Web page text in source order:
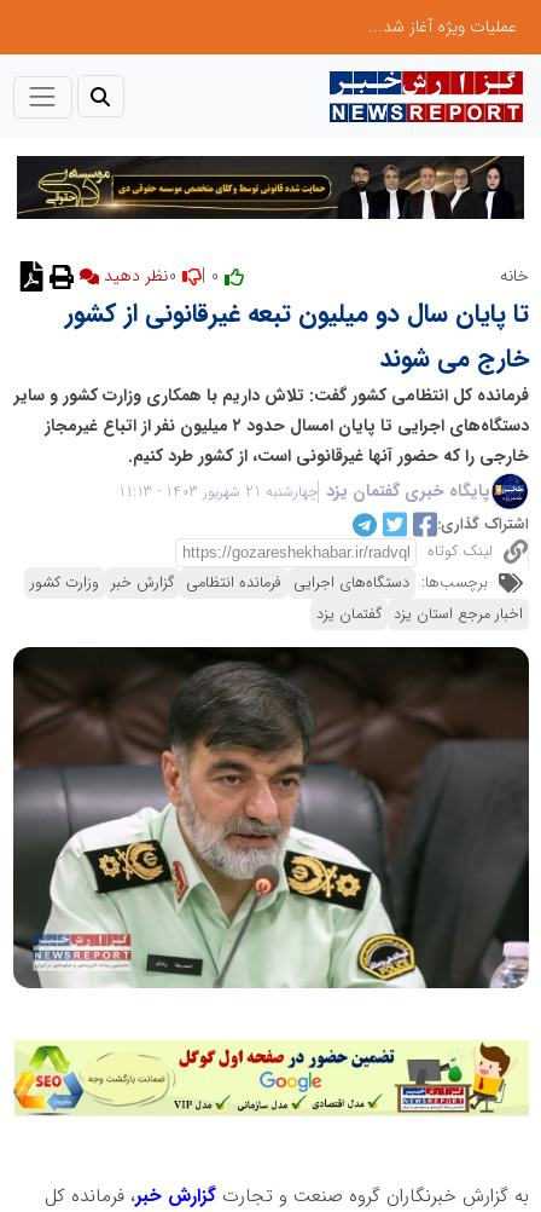
عملیات ویژه آغاز شد...
خانه نظر دهید
تا پایان سال دو میلیون تبعه غیرقانونی از کشور
خارج می شوند
فرمانده کل انتظامی کشور گفت: تلاش داریم با همکاری وزارت کشور و سایر
دستگاه‌های اجرایی تا پایان امسال حدود ۲ میلیون نفر از اتباع غیرمجاز
خارجی را که حضور آنها غیرقانونی است، از کشور طرد کنیم.
پایگاه خبری گفتمان یزد چهارشنبه 21 شهریور 1403 - 11:13
اشتراک گذاری:
لینک کوتاه
برچسب‌ها: دستگاه‌های اجرایی فرمانده انتظامی گزارش خبر وزارت کشور
اخبار مرجع استان یزد گفتمان یزد
به گزارش خبرنگاران گروه صنعت و تجارتگزارش خبر، فرمانده کل